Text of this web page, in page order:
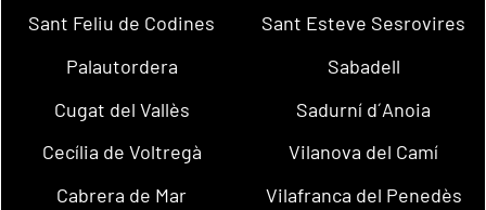
Sant Feliu de Codines
Sant Esteve Sesrovires
Palautordera
Sabadell
Cugat del Vallès
Sadurní d´Anoia
Cecília de Voltregà
Vilanova del Camí
Cabrera de Mar
Vilafranca del Penedès